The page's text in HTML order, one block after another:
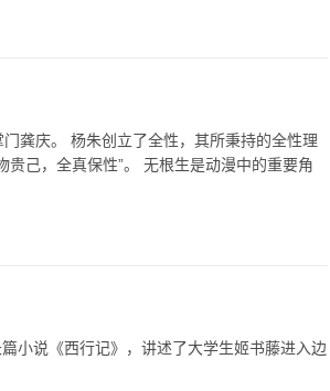
龚庆。 杨朱创立了全性，其所秉持的全性理
己，全真保性”。 无根生是动漫中的重要角
小说《西行记》，讲述了大学生姬书藤进入边